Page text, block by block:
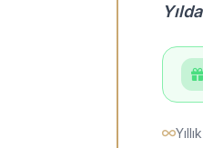
Yıllık